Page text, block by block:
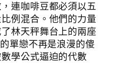
連咖啡豆都必須以五
例混合。他們的力量
林天秤舞台上的兩座
單戀不再是浪漫的傻
學公式逼迫的代數